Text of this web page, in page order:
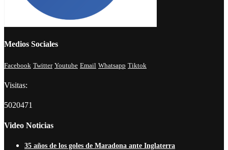
Medios Sociales
Facebook Twitter Youtube Email Whatsapp Tiktok
Visitas:
5020471
Video Noticias
35 años de los goles de Maradona ante Inglaterra